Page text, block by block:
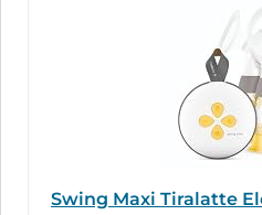
Swing Maxi Tiralatte